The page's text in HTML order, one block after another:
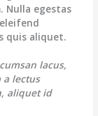
Nulla egestas
quis aliquet.
lacus,
a lectus
aliquet id